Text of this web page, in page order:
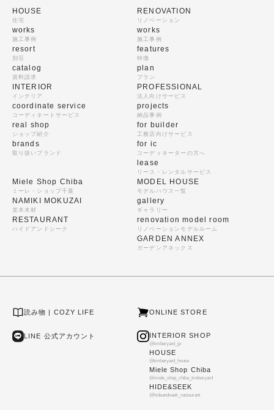
HOUSE
住宅
works
施工事例
resort
別荘
catalog
資料請求
RENOVATION
リノベーション
works
施工事例
features
特徴
plan
プラン
INTERIOR
インテリア
coordinate service
コーディネートサービス
real shop
ショップ紹介
brands
取り扱いブランド
PROFESSIONAL
法人向けサービス
projects
納品事例
for builder
工務店向けサービス
for ic
コーディネーターの方へ
lease
リース・レンタルサービス
Miele Shop Chiba
ミーレ・ショップ千葉
NAMIKI MOKUZAI
並木木材
RESTAURANT
ハイドアンドシーク
MODEL HOUSE
モデルハウス一覧
gallery
ギャラリー
renovation model room
リノベーションモデルルーム
GARDEN ANNEX
ガーデンアネックス
読み物 | COZY LIFE ONLINE STORE
LINE 公式アカウント INTERIOR SHOP
@timberyard_jp
HOUSE
@timberyard_house
Miele Shop Chiba
@miele_shop_chiba_timberyard
HIDE&SEEK
@hideandseek_restaurant